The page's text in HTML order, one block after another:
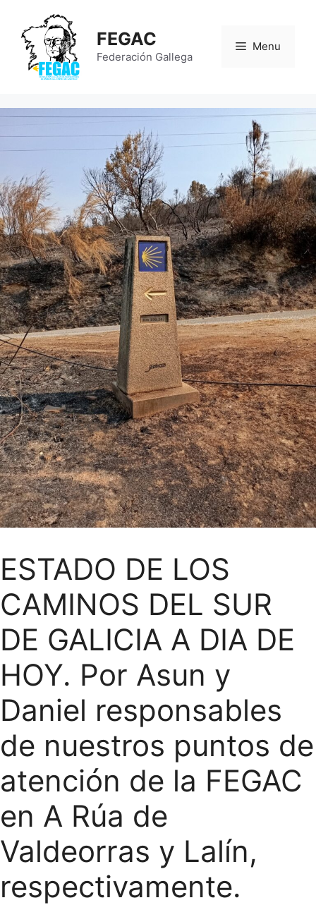
contenido
FEGAC
Federación Gallega
Menu
ESTADO DE LOS
CAMINOS DEL SUR
DE GALICIA A DIA DE
HOY. Por Asun y
Daniel responsables
de nuestros puntos de
atención de la FEGAC
en A Rúa de
Valdeorras y Lalín,
respectivamente.